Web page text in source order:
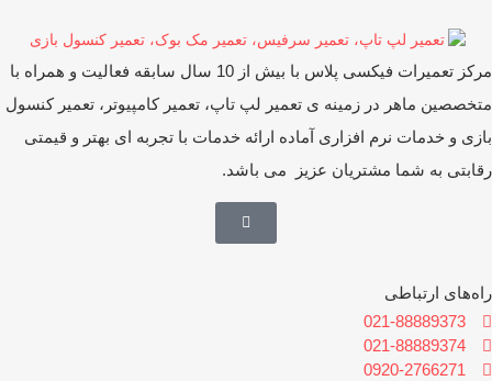
مرکز تعمیرات فیکسی پلاس با بیش از 10 سال سابقه فعالیت و همراه با
ماهر در زمینه ی تعمیر لپ تاپ، تعمیر کامپیوتر، تعمیر کنسول
و خدمات نرم افزاری آماده ارائه خدمات با تجربه ای بهتر و قیمتی
به شما مشتریان عزیز می باشد.
ارتباطی
021-88889373
021-88889374
0920-2766271